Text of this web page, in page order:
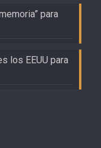
para
los EEUU para